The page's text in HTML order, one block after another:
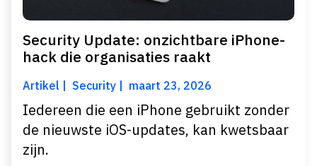
Security Update: onzichtbare iPhone-
hack die organisaties raakt
Artikel Security maart 23, 2026
Iedereen die een iPhone gebruikt zonder
de nieuwste iOS-updates, kan kwetsbaar
zijn.